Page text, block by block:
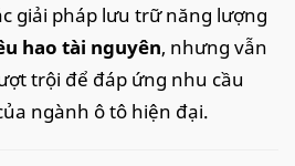
giải pháp lưu trữ năng lượng
hao tài nguyên, nhưng vẫn
trội để đáp ứng nhu cầu
ngành ô tô hiện đại.